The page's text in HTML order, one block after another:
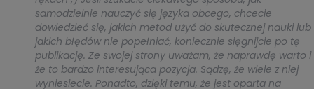
samodzielnie nauczyć się języka obcego, chcecie
dowiedzieć się, jakich metod użyć do skutecznej nauki lub
jakich błędów nie popełniać, koniecznie sięgnijcie po tę
publikację. Ze swojej strony uważam, że naprawdę warto i
że to bardzo interesująca pozycja. Sądzę, że wiele z niej
wyniesiecie. Ponadto, dzięki temu, że jest oparta na